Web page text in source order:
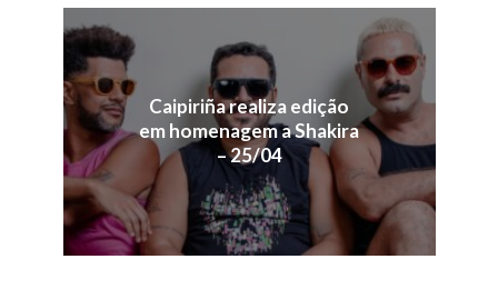
Caipiriña realiza edição
em homenagem a Shakira
– 25/04